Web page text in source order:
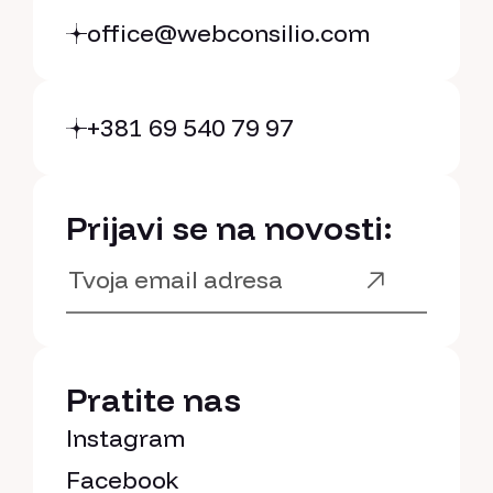
office@webconsilio.com
+381 69 540 79 97
Prijavi se na novosti:
Pratite nas
Instagram
Facebook